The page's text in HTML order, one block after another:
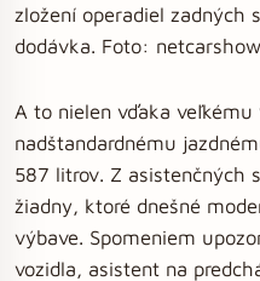
zložení operadiel zadných
dodávka. Foto:
A to nielen vďaka
nadštandardnému
587 litrov. Z asistenčných
žiadny, ktoré dnešné
výbave. Spomeniem
vozidla, asistent na